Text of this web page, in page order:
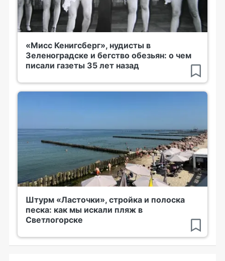
«Мисс Кенигсберг», нудисты в
Зеленоградске и бегство обезьян: о чем
писали газеты 35 лет назад
Штурм «Ласточки», стройка и полоска
песка: как мы искали пляж в
Светлогорске